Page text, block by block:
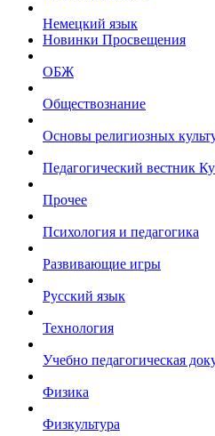
Немецкий язык
Новинки Просвещения
ОБЖ
Обществознание
Основы религиозных
Педагогический вестник
Прочее
Психология и педагогика
Развивающие игры
Русский язык
Технология
Учебно педагогическая
Физика
Физкультура